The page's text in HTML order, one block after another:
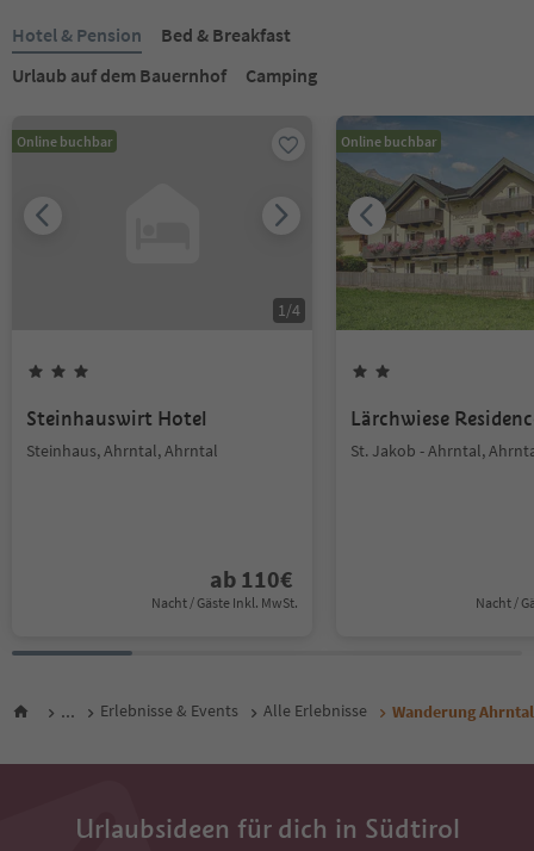
Hotel & Pension
Bed & Breakfast
Urlaub auf dem Bauernhof
Camping
Online buchbar
1/4
Steinhauswirt Hotel
Steinhaus, Ahrntal, Ahrntal
ab 110€
Nacht / Gäste Inkl. MwSt.
Online buchbar
Lärchwiese
St. Jakob - Ahrntal,
Nacht /
... Erlebnisse & Events Alle Erlebnisse Wanderung
Urlaubsideen für dich in Südtirol